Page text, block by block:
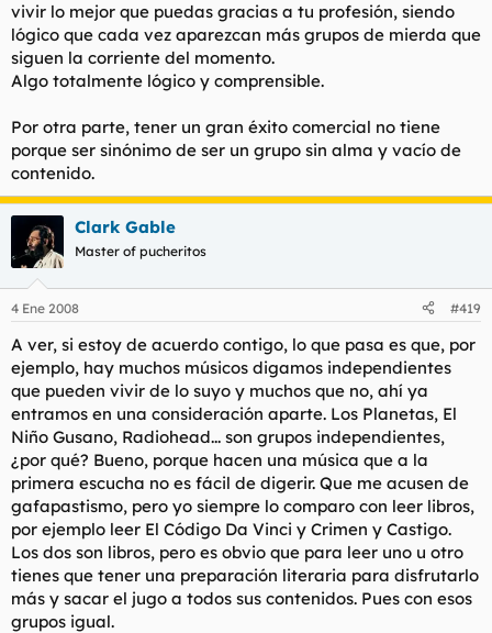
vivir lo mejor que puedas gracias a tu profesión, siendo
lógico que cada vez aparezcan más grupos de mierda que
siguen la corriente del momento.
Algo totalmente lógico y comprensible.
Por otra parte, tener un gran éxito comercial no tiene
porque ser sinónimo de ser un grupo sin alma y vacío de
contenido.
Clark Gable
Master of pucheritos
4 Ene 2008 #419
A ver, si estoy de acuerdo contigo, lo que pasa es que, por
ejemplo, hay muchos músicos digamos independientes
que pueden vivir de lo suyo y muchos que no, ahí ya
entramos en una consideración aparte. Los Planetas, El
Niño Gusano, Radiohead... son grupos independientes,
¿por qué? Bueno, porque hacen una música que a la
primera escucha no es fácil de digerir. Que me acusen de
gafapastismo, pero yo siempre lo comparo con leer libros,
por ejemplo leer El Código Da Vinci y Crimen y Castigo.
Los dos son libros, pero es obvio que para leer uno u otro
tienes que tener una preparación literaria para disfrutarlo
más y sacar el jugo a todos sus contenidos. Pues con esos
grupos igual.